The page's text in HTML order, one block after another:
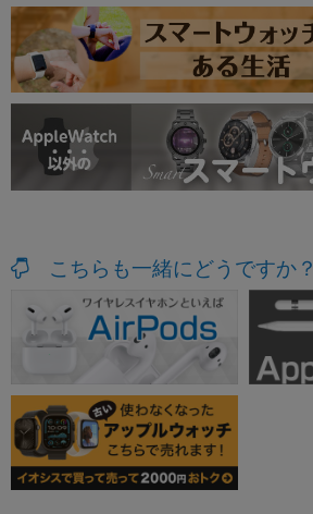
こちらも一緒にどうですか？